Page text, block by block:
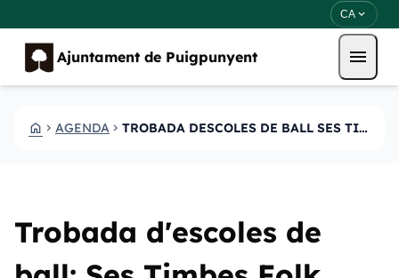
CA expand_more
Ajuntament de Puigpunyent menu
HOME CHEVRON_RIGHT AGENDA CHEVRON_RIGHT TROBADA DESCOLES DE BALL SES TIMBES FOLK
Trobada d'escoles de